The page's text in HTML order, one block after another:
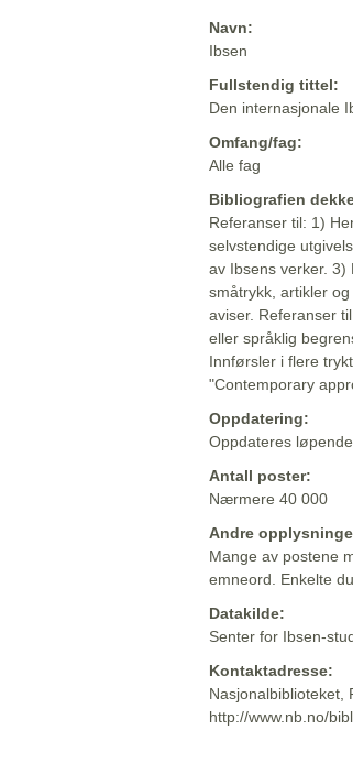
Navn:
Ibsen
Fullstendig tittel:
Den internasjonale
Omfang/fag:
Alle fag
Bibliografien
Referanser til: 1)
selvstendige
av Ibsens verker. 3)
småtrykk, artikler
aviser. Referanser
eller språklig
Innførsler i flere
"Contemporary
Oppdatering:
Oppdateres løpende
Antall poster:
Nærmere 40 000
Andre
Mange av postene
emneord. Enkelte
Datakilde:
Senter for Ibsen-
Kontaktadresse:
Nasjonalbiblioteket,
http://www.nb.no/